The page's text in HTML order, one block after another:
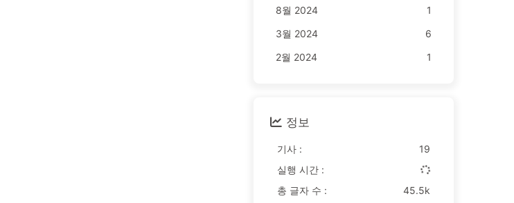
8월 2024
1
3월 2024
6
2월 2024
1
정보
기사 :
19
실행 시간 :
총 글자 수 :
45.5k